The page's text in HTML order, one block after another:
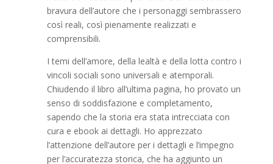
bravura dell’autore che i personaggi sembrassero
così reali, così pienamente realizzati e
comprensibili.
I temi dell’amore, della lealtà e della lotta contro i
vincoli sociali sono universali e atemporali.
Chiudendo il libro all’ultima pagina, ho provato un
senso di soddisfazione e completamento,
sapendo che la storia era stata intrecciata con
cura e ebook ai dettagli. Ho apprezzato
l’attenzione dell’autore per i dettagli e l’impegno
per l’accuratezza storica, che ha aggiunto un